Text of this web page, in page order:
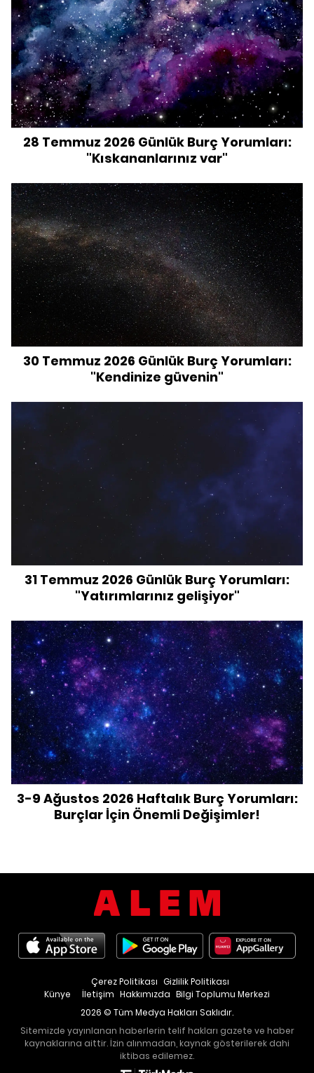
28 Temmuz 2026 Günlük Burç Yorumları:
"Kıskananlarınız var"
30 Temmuz 2026 Günlük Burç Yorumları:
"Kendinize güvenin"
31 Temmuz 2026 Günlük Burç Yorumları:
"Yatırımlarınız gelişiyor"
3-9 Ağustos 2026 Haftalık Burç Yorumları:
Burçlar İçin Önemli Değişimler!
Künye İletişim Hakkımızda Bilgi Toplumu Merkezi
Çerez Politikası Gizlilik Politikası
2026 © Tüm Medya Hakları Saklıdır.
Sitemizde yayınlanan haberlerin telif hakları gazete ve haber
kaynaklarına aittir. İzin alınmadan, kaynak gösterilerek dahi
iktibas edilemez.